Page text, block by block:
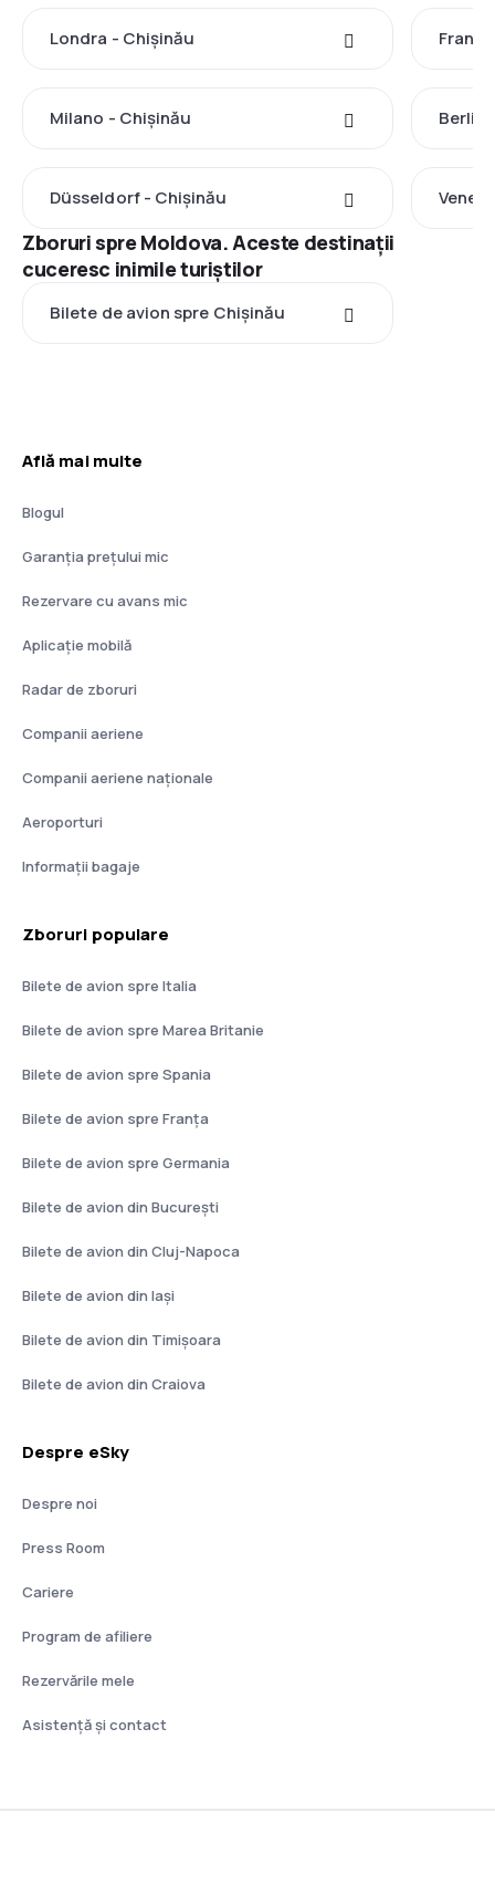
Londra - Chișinău
Milano - Chișinău Berlin
Düsseldorf - Chișinău
Zboruri spre Moldova. Aceste destinații
cuceresc inimile turiștilor
Bilete de avion spre Chișinău
Află mai multe
Blogul
Garanția prețului mic
Rezervare cu avans mic
Aplicație mobilă
Radar de zboruri
Companii aeriene
Companii aeriene naţionale
Aeroporturi
Informații bagaje
Zboruri populare
Bilete de avion spre Italia
Bilete de avion spre Marea Britanie
Bilete de avion spre Spania
Bilete de avion spre Franţa
Bilete de avion spre Germania
Bilete de avion din București
Bilete de avion din Cluj-Napoca
Bilete de avion din Iași
Bilete de avion din Timișoara
Bilete de avion din Craiova
Despre eSky
Despre noi
Press Room
Cariere
Program de afiliere
Rezervările mele
Asistenţă şi contact